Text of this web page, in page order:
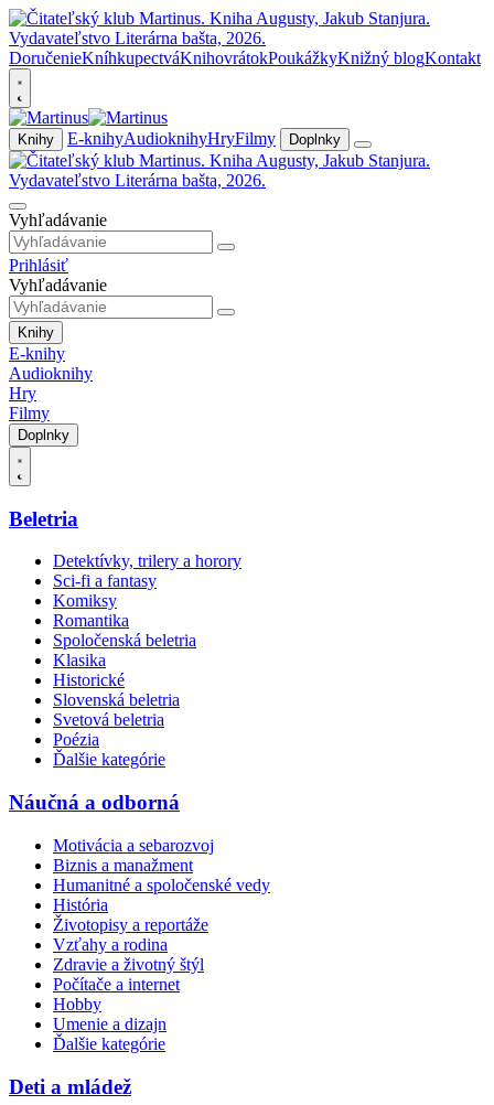
DoručenieKníhkupectváKnihovrátokPoukážkyKnižný blogKontakt
Knihy E-knihyAudioknihyHryFilmy Doplnky
Vyhľadávanie
Prihlásiť
Vyhľadávanie
Knihy
E-knihy
Audioknihy
Hry
Filmy
Doplnky
Beletria
Detektívky, trilery a horory
Sci-fi a fantasy
Komiksy
Romantika
Spoločenská beletria
Klasika
Historické
Slovenská beletria
Svetová beletria
Poézia
Ďalšie kategórie
Náučná a odborná
Motivácia a sebarozvoj
Biznis a manažment
Humanitné a spoločenské vedy
História
Životopisy a reportáže
Vzťahy a rodina
Zdravie a životný štýl
Počítače a internet
Hobby
Umenie a dizajn
Ďalšie kategórie
Deti a mládež